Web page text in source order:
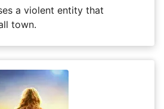
a violent entity that
town.